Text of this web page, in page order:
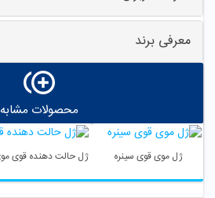
معرفی برند
محصولات مشابه
ژل موی قوی سینره